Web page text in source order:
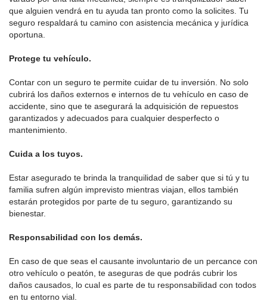
que alguien vendrá en tu ayuda tan pronto como la solicites. Tu
seguro respaldará tu camino con asistencia mecánica y jurídica
oportuna.
Protege tu vehículo.
Contar con un seguro te permite cuidar de tu inversión. No solo
cubrirá los daños externos e internos de tu vehículo en caso de
accidente, sino que te asegurará la adquisición de repuestos
garantizados y adecuados para cualquier desperfecto o
mantenimiento.
Cuida a los tuyos.
Estar asegurado te brinda la tranquilidad de saber que si tú y tu
familia sufren algún imprevisto mientras viajan, ellos también
estarán protegidos por parte de tu seguro, garantizando su
bienestar.
Responsabilidad con los demás.
En caso de que seas el causante involuntario de un percance con
otro vehículo o peatón, te aseguras de que podrás cubrir los
daños causados, lo cual es parte de tu responsabilidad con todos
en tu entorno vial.